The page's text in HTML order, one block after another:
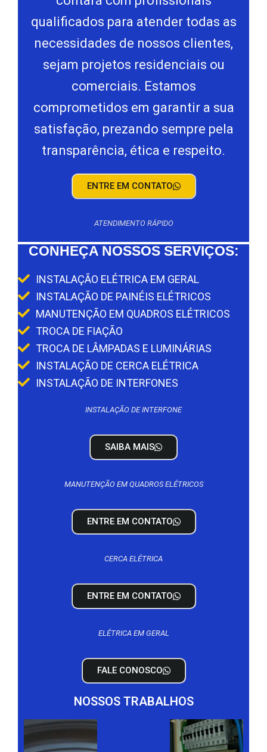
qualificados para atender todas as
necessidades de nossos clientes,
sejam projetos residenciais ou
comerciais. Estamos
comprometidos em garantir a sua
satisfação, prezando sempre pela
transparência, ética e respeito.
ENTRE EM CONTATO
ATENDIMENTO RÁPIDO
CONHEÇA NOSSOS SERVIÇOS:
INSTALAÇÃO ELÉTRICA EM GERAL
INSTALAÇÃO DE PAINÉIS ELÉTRICOS
MANUTENÇÃO EM QUADROS ELÉTRICOS
TROCA DE FIAÇÃO
TROCA DE LÂMPADAS E LUMINÁRIAS
INSTALAÇÃO DE CERCA ELÉTRICA
INSTALAÇÃO DE INTERFONES
INSTALAÇÃO DE INTERFONE
SAIBA MAIS
MANUTENÇÃO EM QUADROS ELÉTRICOS
ENTRE EM CONTATO
CERCA ELÉTRICA
ENTRE EM CONTATO
ELÉTRICA EM GERAL
FALE CONOSCO
NOSSOS TRABALHOS